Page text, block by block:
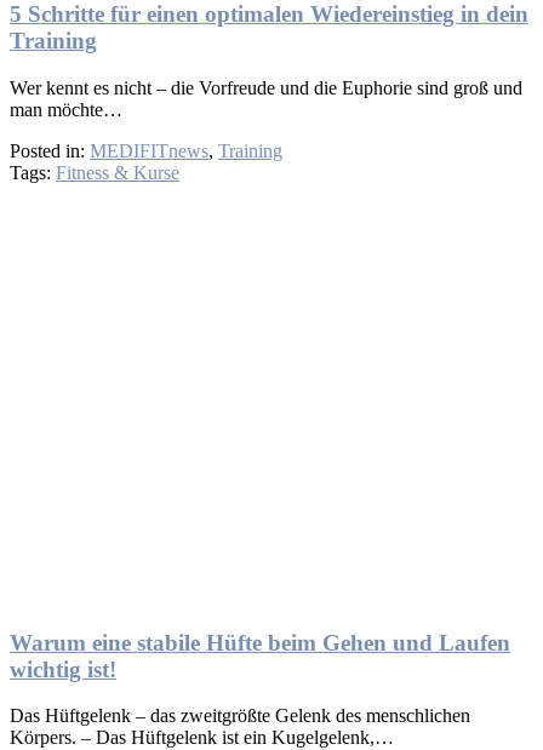
5 Schritte für einen optimalen Wiedereinstieg in dein
Training
Wer kennt es nicht – die Vorfreude und die Euphorie sind groß und
man möchte…
Posted in: MEDIFITnews, Training
Tags: Fitness & Kurse
Warum eine stabile Hüfte beim Gehen und Laufen
wichtig ist!
Das Hüftgelenk – das zweitgrößte Gelenk des menschlichen
Körpers. – Das Hüftgelenk ist ein Kugelgelenk,…